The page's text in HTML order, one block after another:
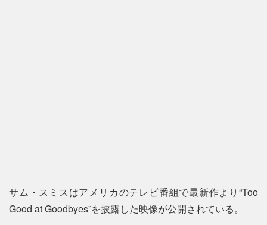
サム・スミスはアメリカのテレビ番組で最新作より“Too
Good at Goodbyes”を披露した映像が公開されている。